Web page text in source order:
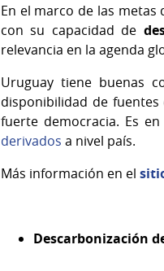
En el marco de las
con su capacidad de
relevancia en la agenda
Uruguay tiene buenas
disponibilidad de fuentes
fuerte democracia. Es
derivados a nivel país.
Más información en el
Descarbonización